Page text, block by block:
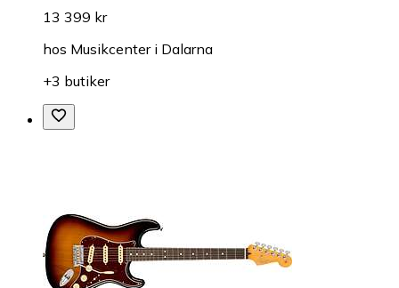
13 399 kr
hos Musikcenter i Dalarna
+3 butiker